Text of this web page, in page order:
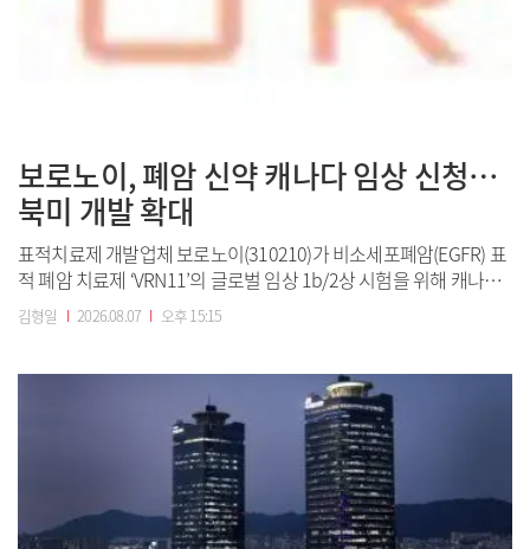
보로노이, 폐암 신약 캐나다 임상 신청…
북미 개발 확대
표적치료제 개발업체 보로노이(310210)가 비소세포폐암(EGFR) 표
적 폐암 치료제 ‘VRN11’의 글로벌 임상 1b/2상 시험을 위해 캐나다
보건부에 임상시험계획(IND)을 제출했다고 7일 밝혔다.보로노이 CI.
(사진=보로노이)이번 IND 제출로 보로노이는 VRN11의 글로벌 임상
...
김형일 I 2026.08.07 I 오후 15:15